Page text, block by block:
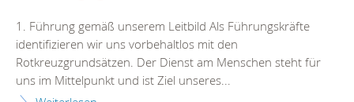
1. Führung gemäß unserem Leitbild Als Führungskräfte
identifizieren wir uns vorbehaltlos mit den
Rotkreuzgrundsätzen. Der Dienst am Menschen steht für
uns im Mittelpunkt und ist Ziel unseres...